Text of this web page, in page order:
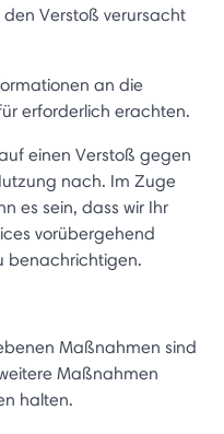
Verstoß verursacht
an die
erforderlich erachten.
einen Verstoß gegen
nach. Im Zuge
es sein, dass wir Ihr
vorübergehend
benachrichtigen.
Maßnahmen sind
Maßnahmen
halten.